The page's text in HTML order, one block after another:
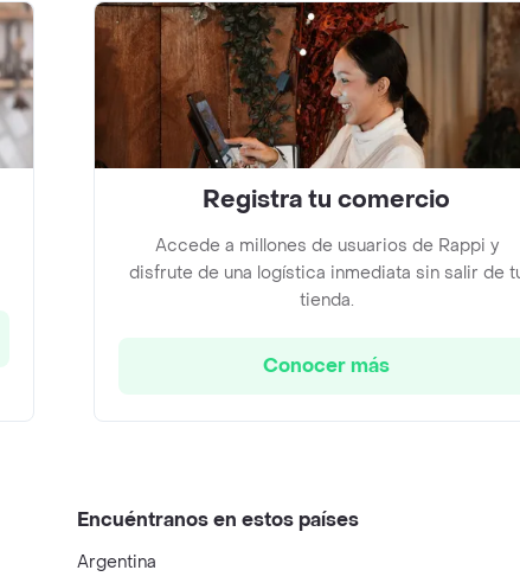
Registra tu comercio
Accede a millones de usuarios de Rappi y
disfrute de una logística inmediata sin salir de
tienda.
Conocer más
Encuéntranos en estos países
Argentina